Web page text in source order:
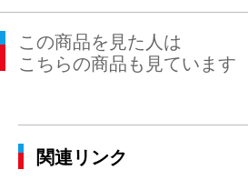
この商品を見た人は
こちらの商品も見ています
関連リンク